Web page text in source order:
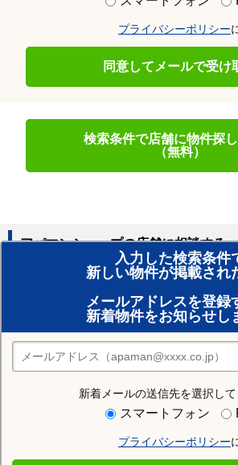
プライバシーポリシー
同意してメールで受け
検索条件で店舗に物件探
（無料）
入力した検索条件
新しい物件が掲載され
メールアドレスを登録
新着物件をお知らせし
新着メールの送信先を選択し
スマートフォン
プライバシーポリシー
アパマンショップの店舗に相談する
賃貸のプロがお部屋探し！
おまかせ物件リクエスト
住みたい街の店舗を探す
店舗検索
住む街研究所で八潮市の情報を見る